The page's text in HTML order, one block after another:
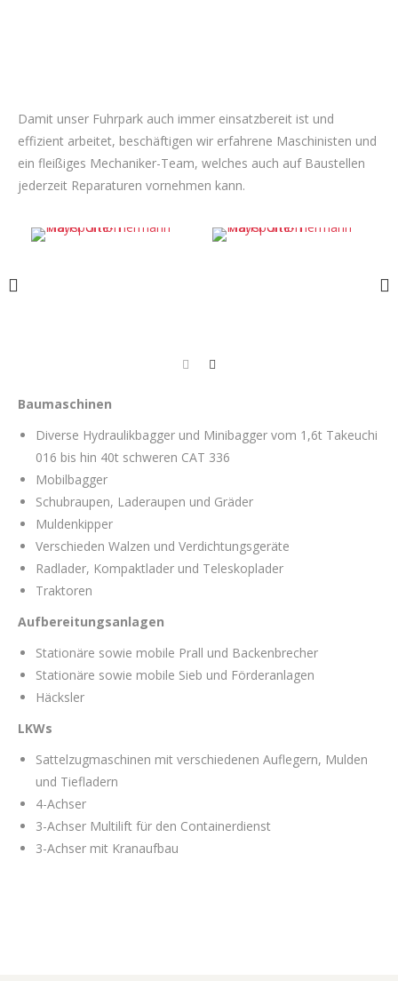
Damit unser Fuhrpark auch immer einsatzbereit ist und
effizient arbeitet, beschäftigen wir erfahrene Maschinisten und
ein fleißiges Mechaniker-Team, welches auch auf Baustellen
jederzeit Reparaturen vornehmen kann.
Baumaschinen
Diverse Hydraulikbagger und Minibagger vom 1,6t Takeuchi
016 bis hin 40t schweren CAT 336
Mobilbagger
Schubraupen, Laderaupen und Gräder
Muldenkipper
Verschieden Walzen und Verdichtungsgeräte
Radlader, Kompaktlader und Teleskoplader
Traktoren
Aufbereitungsanlagen
Stationäre sowie mobile Prall und Backenbrecher
Stationäre sowie mobile Sieb und Förderanlagen
Häcksler
LKWs
Sattelzugmaschinen mit verschiedenen Auflegern, Mulden
und Tiefladern
4-Achser
3-Achser Multilift für den Containerdienst
3-Achser mit Kranaufbau